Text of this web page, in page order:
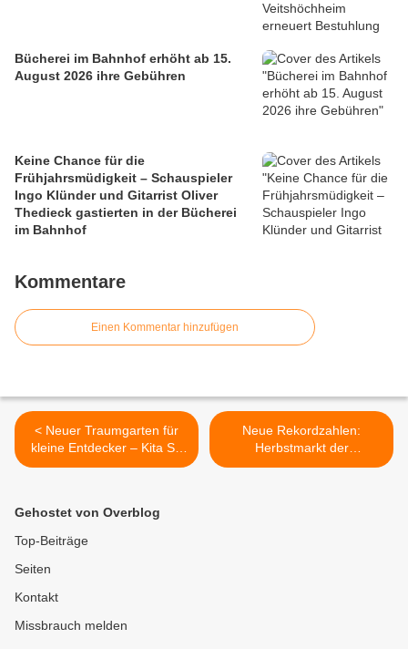
Bücherei im Bahnhof erhöht ab 15.
August 2026 ihre Gebühren
Keine Chance für die
Frühjahrsmüdigkeit – Schauspieler
Ingo Klünder und Gitarrist Oliver
Thedieck gastierten in der Bücherei
im Bahnhof
Kommentare
Einen Kommentar hinzufügen
< Neuer Traumgarten für
kleine Entdecker – Kita St.
Martin feiert Eröffnung des
Außenspielbereichs
Neue Rekordzahlen:
Herbstmarkt der
Kolpingsfamilie in den
Gehostet von Overblog
Top-Beiträge
Seiten
Kontakt
Missbrauch melden